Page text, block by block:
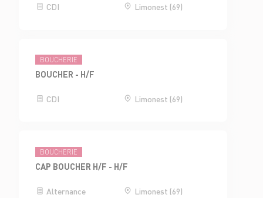
CDI Limonest (69)
BOUCHERIE
BOUCHER - H/F
CDI Limonest (69)
BOUCHERIE
CAP BOUCHER H/F - H/F
Alternance Limonest (69)